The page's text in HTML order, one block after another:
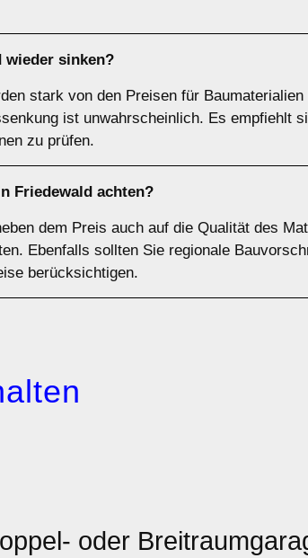
wieder sinken?
stark von den Preisen für
ist unwahrscheinlich. Es empfiehlt
zu prüfen.
Friedewald achten?
dem Preis auch auf die Qualität des
Ebenfalls sollten Sie regionale
berücksichtigen.
oder